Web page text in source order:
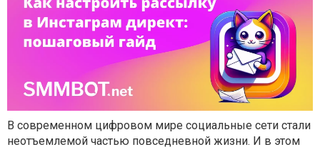
В современном цифровом мире социальные сети стали
неотъемлемой частью повседневной жизни. И в этом